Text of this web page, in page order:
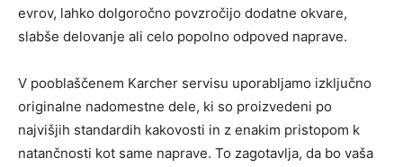
evrov, lahko dolgoročno povzročijo dodatne okvare,
slabše delovanje ali celo popolno odpoved naprave.
V pooblaščenem Karcher servisu uporabljamo izključno
originalne nadomestne dele, ki so proizvedeni po
najvišjih standardih kakovosti in z enakim pristopom k
natančnosti kot same naprave. To zagotavlja, da bo vaša